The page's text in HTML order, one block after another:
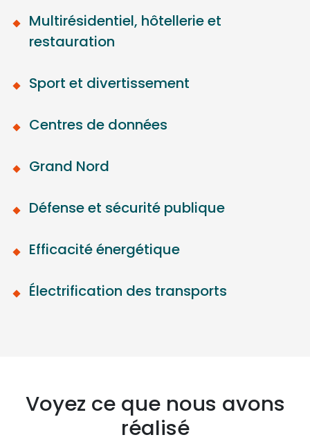
Multirésidentiel, hôtellerie et
restauration
Sport et divertissement
Centres de données
Grand Nord
Défense et sécurité publique
Efficacité énergétique
Électrification des transports
Voyez ce que nous avons
réalisé